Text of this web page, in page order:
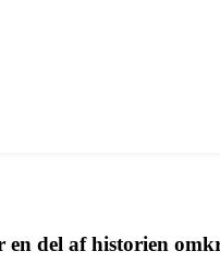
del af historien